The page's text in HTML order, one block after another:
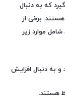
که به دنبال
برخی از
موارد زیر
و به دنبال افزایش
هستند.